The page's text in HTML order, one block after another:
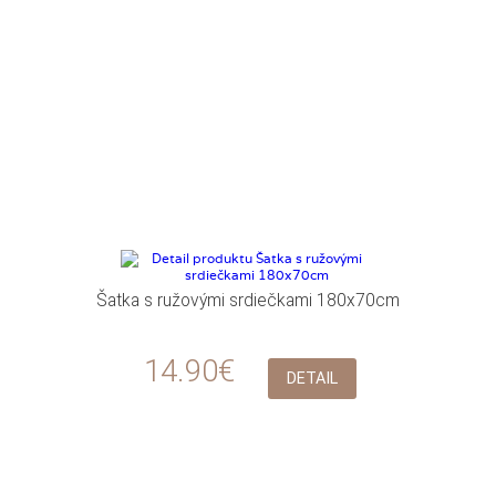
Šatka s ružovými srdiečkami 180x70cm
14.90€ DETAIL